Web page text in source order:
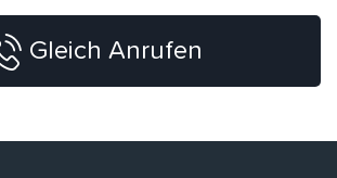
Gleich Anrufen